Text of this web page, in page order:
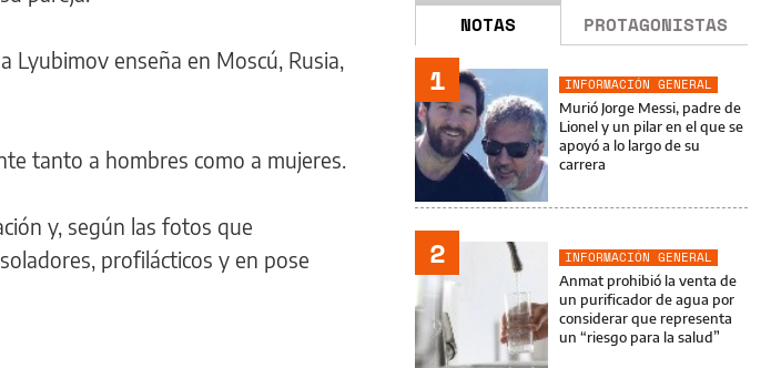
Lyubimov enseña en Moscú, Rusia,
tanto a hombres como a mujeres.
y, según las fotos que
profilácticos y en pose
NOTAS PROTAGONISTAS
1
INFORMACIÓN GENERAL
Murió Jorge Messi, padre de
Lionel y un pilar en el que se
apoyó a lo largo de su
carrera
2
INFORMACIÓN GENERAL
Anmat prohibió la venta de
un purificador de agua por
considerar que representa
un “riesgo para la salud”